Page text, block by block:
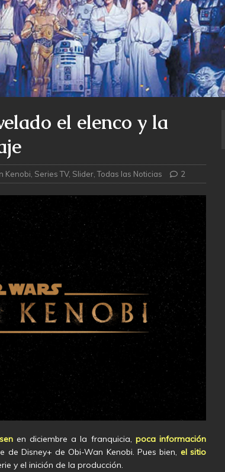
el elenco y la
Kenobi Series TV, Slider ,Todas las Noticias 2
en diciembre a la franquicia, poca información
Disney+ de Obi-Wan Kenobi. Pues bien, el sitio
y el inición de la producción.